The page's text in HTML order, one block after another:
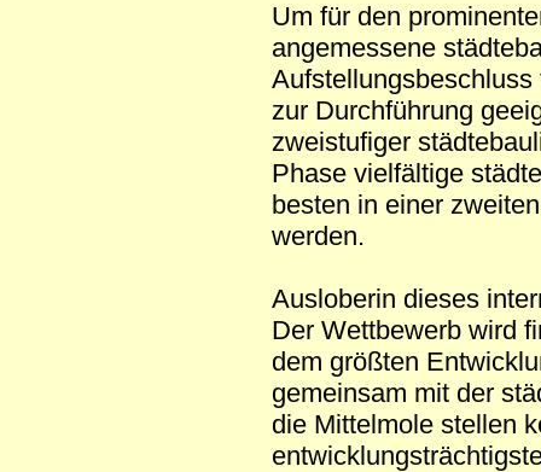
Um für den
angemessene
zur Durchführung
zweistufiger
Phase vielfältige
besten in einer
werden.
Ausloberin dieses
Der Wettbewerb wird
dem größten
gemeinsam mit der
die Mittelmole stellen